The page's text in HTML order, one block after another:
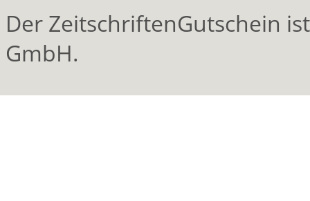
Der ZeitschriftenGutschein
GmbH.